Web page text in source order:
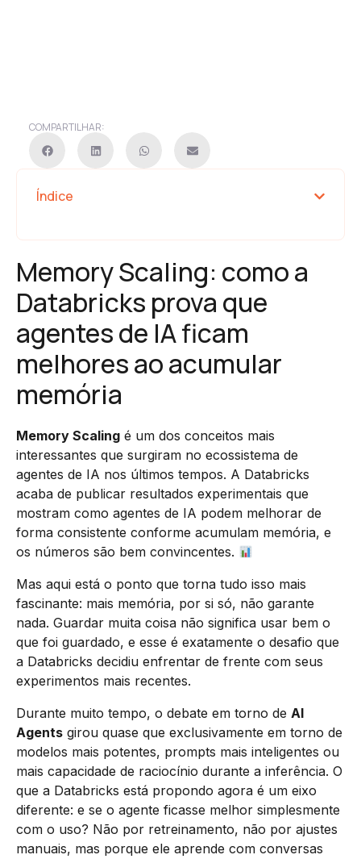
COMPARTILHAR:
Índice
Memory Scaling: como a
Databricks prova que
agentes de IA ficam
melhores ao acumular
memória
Memory Scaling é um dos conceitos mais
interessantes que surgiram no ecossistema de
agentes de IA nos últimos tempos. A Databricks
acaba de publicar resultados experimentais que
mostram como agentes de IA podem melhorar de
forma consistente conforme acumulam memória, e
os números são bem convincentes.
Mas aqui está o ponto que torna tudo isso mais
fascinante: mais memória, por si só, não garante
nada. Guardar muita coisa não significa usar bem o
que foi guardado, e esse é exatamente o desafio que
a Databricks decidiu enfrentar de frente com seus
experimentos mais recentes.
Durante muito tempo, o debate em torno de AI
Agents girou quase que exclusivamente em torno de
modelos mais potentes, prompts mais inteligentes ou
mais capacidade de raciocínio durante a inferência. O
que a Databricks está propondo agora é um eixo
diferente: e se o agente ficasse melhor simplesmente
com o uso? Não por retreinamento, não por ajustes
manuais, mas porque ele aprende com conversas